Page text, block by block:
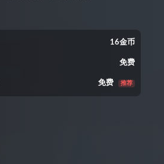
16金币
免费
免费 推荐